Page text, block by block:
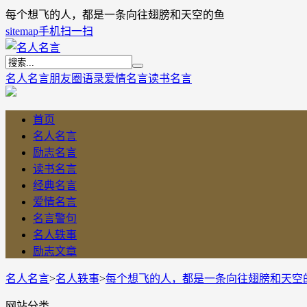
每个想飞的人，都是一条向往翅膀和天空的鱼
sitemap手机扫一扫
名人名言朋友圈语录爱情名言读书名言
首页
名人名言
励志名言
读书名言
经典名言
爱情名言
名言警句
名人轶事
励志文章
名人名言>名人轶事>每个想飞的人，都是一条向往翅膀和天空